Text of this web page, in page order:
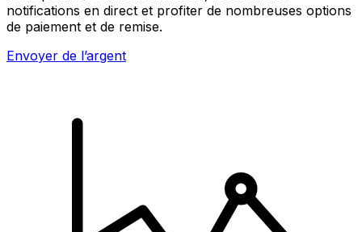
notifications en direct et profiter de nombreuses options
de paiement et de remise.
Envoyer de l’argent